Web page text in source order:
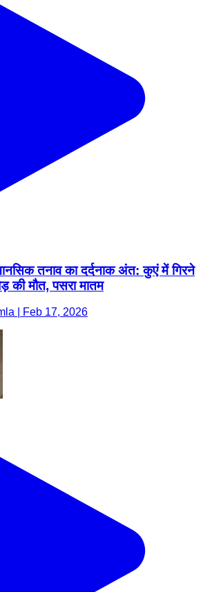
तनाव का दर्दनाक अंत: कुएं में गिरने
की मौत, पसरा मातम
| Feb 17, 2026